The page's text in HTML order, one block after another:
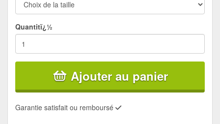
Quantitï¿½
Ajouter au panier
Garantie satisfait ou remboursé